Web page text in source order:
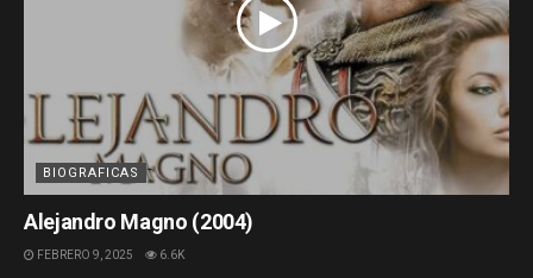
BIOGRAFICAS
Alejandro Magno (2004)
FEBRERO 9, 2025 6.6K